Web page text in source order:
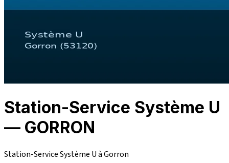
Station-Service Système U
— GORRON
Station-Service Système U à Gorron